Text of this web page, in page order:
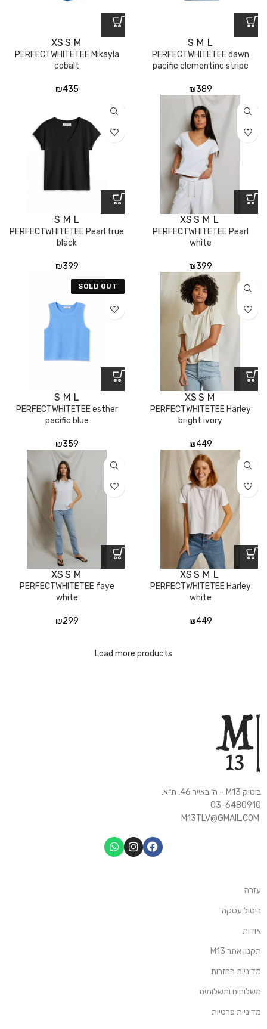
L
M
S
PERFECTWHITETEE dawn
pacific clementine stripe
₪389
M
S
XS
PERFECTWHITETEE Mikayla
cobalt
₪435
L
M
S
XS
PERFECTWHITETEE Pearl
white
₪399
L
M
S
PERFECTWHITETEE Pearl true
black
₪399
M
S
XS
PERFECTWHITETEE Harley
bright ivory
₪449
SOLD OUT
L
M
S
PERFECTWHITETEE esther
pacific blue
₪359
L
M
S
XS
PERFECTWHITETEE Harley
white
₪449
M
S
XS
PERFECTWHITETEE faye
white
₪299
Load more products
בוטיק M13 – ה׳ באייר 46, ת״א.
03-6480910
עזרה
ביטול עסקה
אודות
תקנון אתר M13
מדיניות החזרות
משלוחים ותשלומים
מדיניות פרטיות